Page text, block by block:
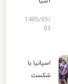
1405/05/
03
اسپانیا با
شکست